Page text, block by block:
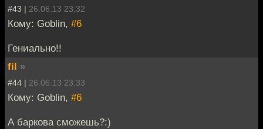
#43 | 26.06.13 23:32
Кому: Goblin, #6
Гениально!!
fil »
#44 | 26.06.13 23:33
Кому: Goblin, #6
А баркова сможешь?:)